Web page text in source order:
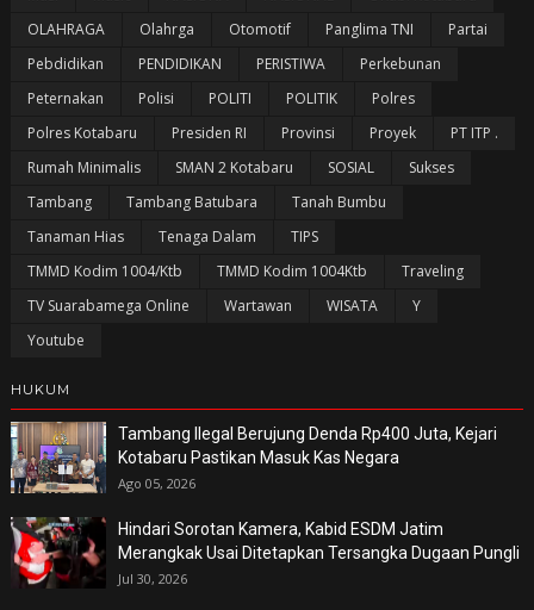
OLAHRAGA
Olahrga Otomotif Panglima TNI
Partai
Pebdidikan
PENDIDIKAN PERISTIWA
Perkebunan
Peternakan
Polisi POLITI POLITIK
Polres
Polres Kotabaru
Presiden RI Provinsi Proyek
PT ITP .
Rumah Minimalis
SMAN 2 Kotabaru SOSIAL
Sukses
Tambang
Tambang Batubara
Tanah Bumbu
Tanaman Hias
Tenaga Dalam
TIPS
TMMD Kodim 1004/Ktb
TMMD Kodim 1004Ktb
Traveling
TV Suarabamega Online
Wartawan WISATA
Y
Youtube
HUKUM
Tambang Ilegal Berujung Denda Rp400 Juta, Kejari
Kotabaru Pastikan Masuk Kas Negara
Ago 05, 2026
Hindari Sorotan Kamera, Kabid ESDM Jatim
Merangkak Usai Ditetapkan Tersangka Dugaan Pungli
Jul 30, 2026